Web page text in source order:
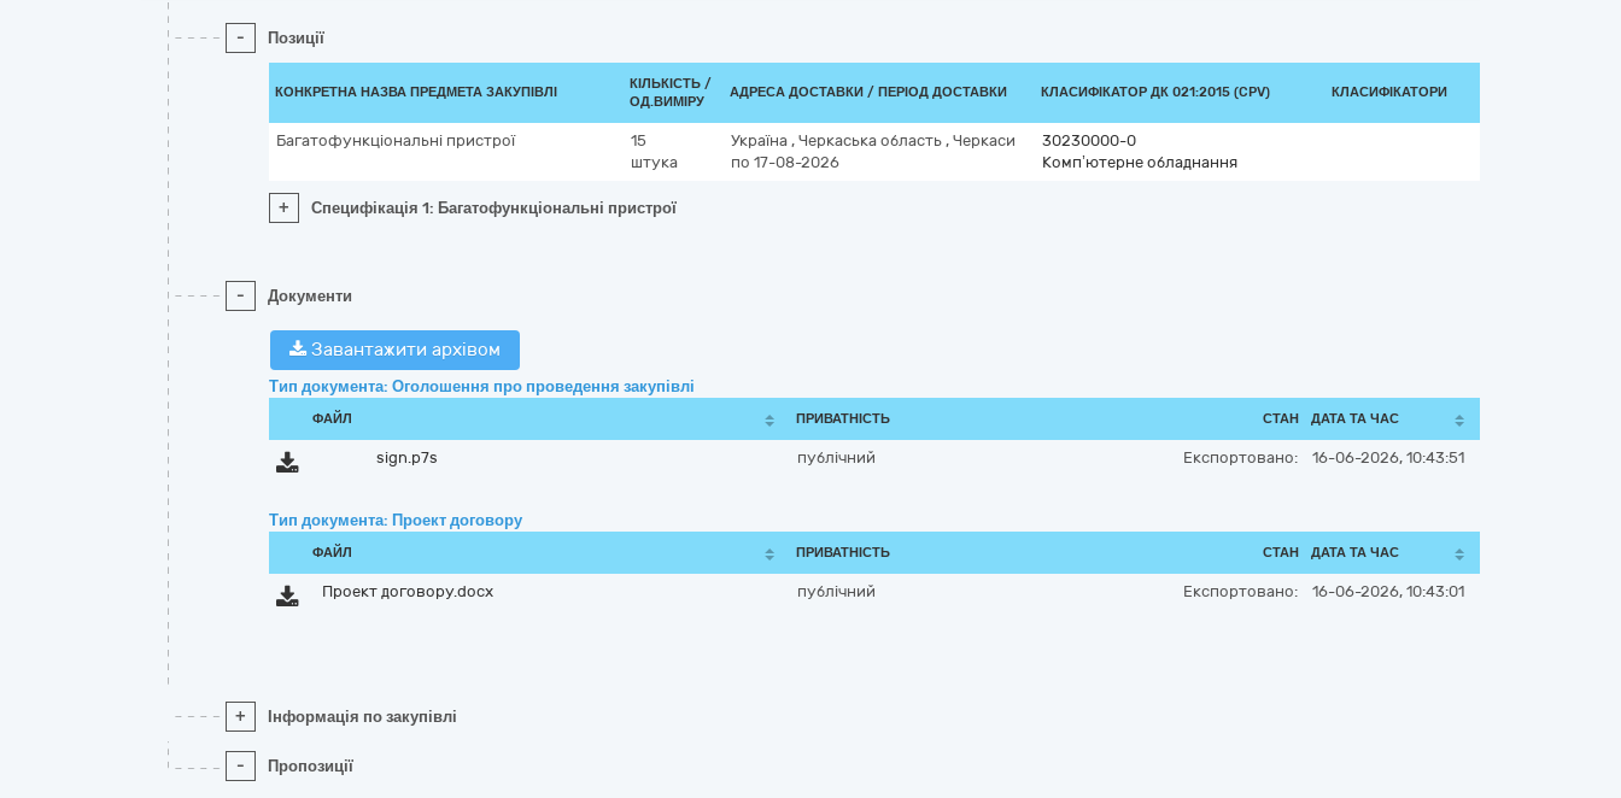
- Позиції
КОНКРЕТНА НАЗВА ПРЕДМЕТА ЗАКУПІВЛІ
КІЛЬКІСТЬ /
ОД.ВИМІРУ
АДРЕСА ДОСТАВКИ / ПЕРІОД ДОСТАВКИ КЛАСИФІКАТОР ДК 021:2015 (CPV) КЛАСИФІКАТОРИ
Багатофункціональні пристрої
15
штука
Україна , Черкаська область , Черкаси
по 17-08-2026
30230000-0
Комп’ютерне обладнання
+ Специфікація 1: Багатофункціональні пристрої
- Документи
Завантажити архівом
Тип документа: Оголошення про проведення закупівлі
ФАЙЛ ПРИВАТНІСТЬ СТАН ДАТА ТА ЧАС
sign.p7s публічний Експортовано: 16-06-2026, 10:43:51
Тип документа: Проект договору
ФАЙЛ ПРИВАТНІСТЬ СТАН ДАТА ТА ЧАС
Проект договору.docx публічний Експортовано: 16-06-2026, 10:43:01
+ Інформація по закупівлі
- Пропозиції